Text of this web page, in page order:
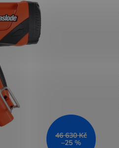
46 630 Kč
–25 %